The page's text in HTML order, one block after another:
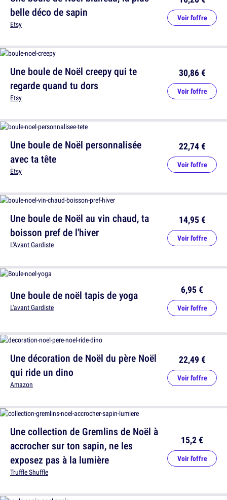
belle déco de sapin
Etsy
Voir l'offre
Une boule de Noël personnalisée
avec ta tête
Etsy
22,74 €
Voir l'offre
Une boule de noël tapis de yoga
L'avant Gardiste
6,95 €
Voir l'offre
Une décoration de Noël du père Noël
qui ride un dino
Amazon
22,49 €
Voir l'offre
Une boule de Noël creepy qui te
regarde quand tu dors
Etsy
30,86 €
Voir l'offre
Une boule de Noël au vin chaud, ta
boisson pref de l'hiver
L'Avant Gardiste
14,95 €
Voir l'offre
Une collection de Gremlins de Noël à
accrocher sur ton sapin, ne les
exposez pas à la lumière
Truffle Shuffle
15,2 €
Voir l'offre